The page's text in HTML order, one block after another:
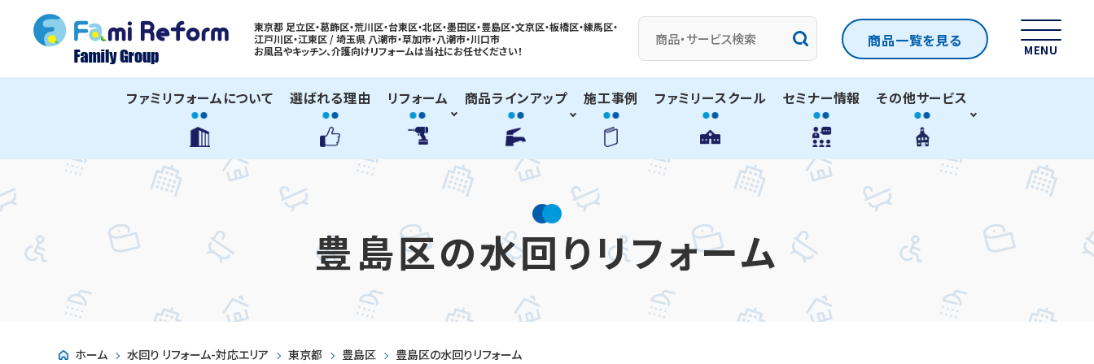
東京都 足立区・葛飾区・荒川区・台東区・北区・墨田区・豊島区・文京区・板橋区・練馬区・
江戸川区・江東区 / 埼玉県 八潮市・草加市・八潮市・川口市
お風呂やキッチン、介護向けリフォームは当社にお任せください！
商品一覧を見る
ファミリフォームについて 選ばれる理由 リフォーム 商品ラインアップ 施工事例 ファミリースクール セミナー情報 その他サービス
MENU
豊島区の水回りリフォーム
ホーム 水回り リフォーム-対応エリア 東京都 豊島区 豊島区の水回りリフォーム